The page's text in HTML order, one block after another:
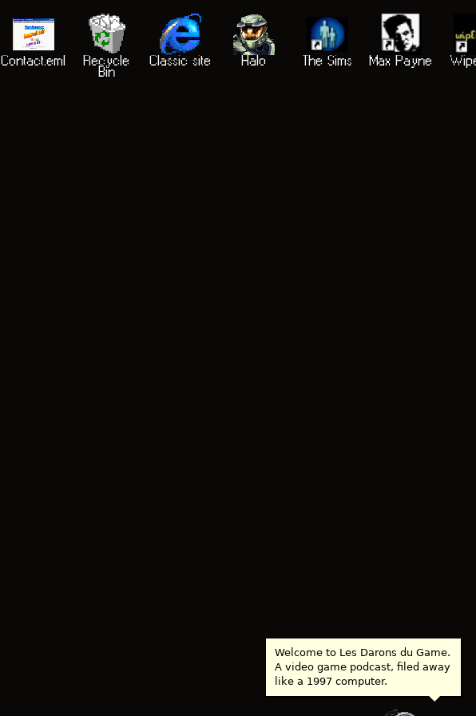
Contact.eml Recycle
Bin
Classic site Halo The Sims Max Payne
Welcome to Les Darons du Game.
A video game podcast, filed away
like a 1997 computer.